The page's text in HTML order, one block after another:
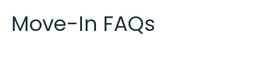
Move-In FAQs